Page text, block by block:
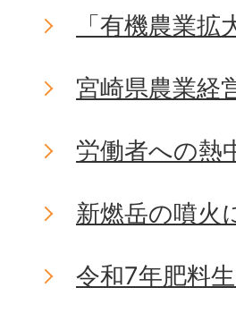
「有機農業
宮崎県農業経
労働者への熱
新燃岳の噴火
令和7年肥料